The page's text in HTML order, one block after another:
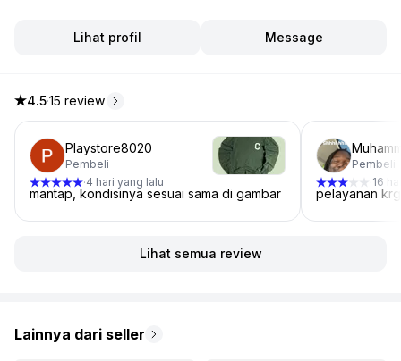
Lainnya dari seller
Lihat profil Message
4.5 dari 5 bintang, dari 15 ulasan
4.5·15 review
Playstore8020
Pembeli
·4 hari yang lalu
mantap, kondisinya sesuai sama di gambar
Pembeli
·16
pelayanan krg
Lihat semua review